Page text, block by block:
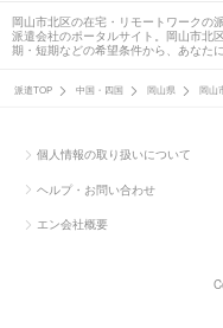
岡山市北区の在宅・リモートワークの
派遣会社のポータルサイト。岡山市北
期・短期などの希望条件から、あなた
派遣TOP 中国・四国 岡山県 岡山
個人情報の取り扱いについて
ヘルプ・お問い合わせ
エン会社概要